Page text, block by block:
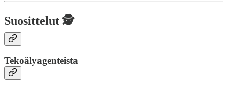
Suosittelut 🕵️
Tekoälyagenteista